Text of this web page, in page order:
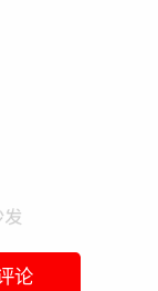
论